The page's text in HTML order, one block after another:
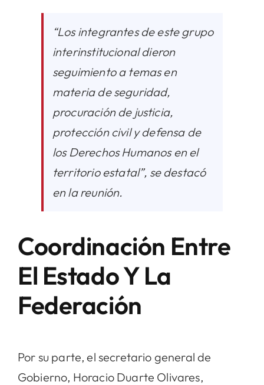
“Los integrantes de este grupo
interinstitucional dieron
seguimiento a temas en
materia de seguridad,
procuración de justicia,
protección civil y defensa de
los Derechos Humanos en el
territorio estatal”, se destacó
en la reunión.
Coordinación Entre
El Estado Y La
Federación
Por su parte, el secretario general de
Gobierno, Horacio Duarte Olivares,